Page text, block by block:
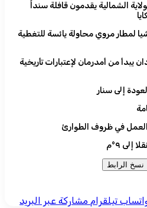
الشمالية يقدمون قافلة سنداً
لمطار مروي محاولة يائسة للتغطية
يبدأ من أمدرمان لإعتبارات تأريخية
إلى سنار
في ظروف الطوارئ
إلى ٩°م
نسخ الرابط
تيلقرام مشاركة عبر البريد